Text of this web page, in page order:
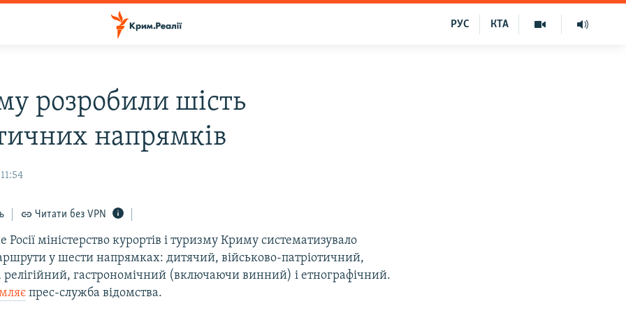
КТА
РУС
розробили шість
напрямків
Читати без VPN
Росії міністерство курортів і туризму Криму систематизувало
у шести напрямках: дитячий, військово-патріотичний,
релігійний, гастрономічний (включаючи винний) і етнографічний.
прес-служба відомства.